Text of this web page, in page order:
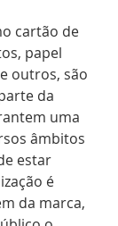
cartão de
papel
outros, são
da
uma
âmbitos
estar
é
da marca,